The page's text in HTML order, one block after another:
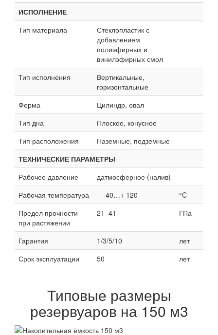
ИСПОЛНЕНИЕ
Тип материала
Стеклопластик с
добавлением
полиэфирных и
винилэфирных смол
Тип исполнения
Вертикальные,
горизонтальные
Форма
Цилиндр, овал
Тип дна
Плоское, конусное
Тип расположения
Наземные, подземные
ТЕХНИЧЕСКИЕ ПАРАМЕТРЫ
Рабочее давление
датмосферное (налив)
Рабочая температура
— 40…+ 120
°C
Предел прочности
при растяжении
21–41 ГПа
Гарантия 1/3/5/10
лет
Срок эксплуатации
50 лет
Типовые размеры
резервуаров на 150 м3